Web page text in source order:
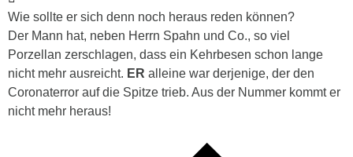
Wie sollte er sich denn noch heraus reden können?
Der Mann hat, neben Herrn Spahn und Co., so viel
Porzellan zerschlagen, dass ein Kehrbesen schon lange
nicht mehr ausreicht. ER alleine war derjenige, der den
Coronaterror auf die Spitze trieb. Aus der Nummer kommt er
nicht mehr heraus!